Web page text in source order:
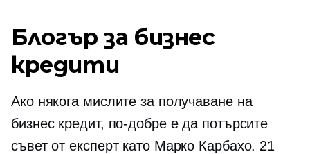
Блогър за бизнес
кредити
Ако някога мислите за получаване на
бизнес кредит, по-добре е да потърсите
съвет от експерт като Марко Карбахо. 21